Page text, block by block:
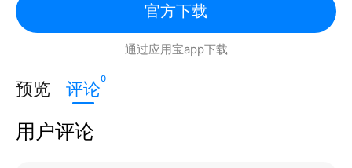
官方下载
通过应用宝app下载
预览 评论0
用户评论